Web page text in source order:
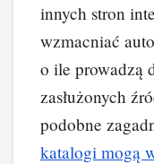
innych stron
wzmacniać
o ile prowadzą
zasłużonych
podobne
katalogi mogą